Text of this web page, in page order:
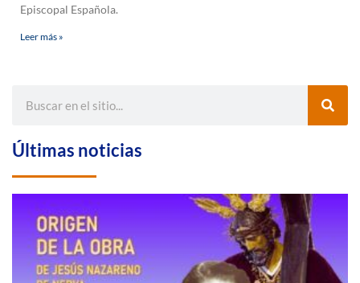
Episcopal Española.
Leer más »
Últimas noticias